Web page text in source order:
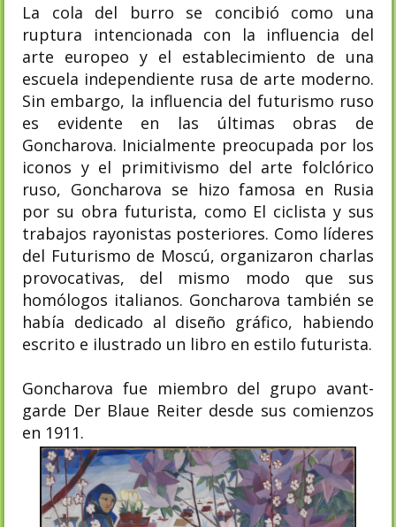
La cola del burro se concibió como una
ruptura intencionada con la influencia del
arte europeo y el establecimiento de una
escuela independiente rusa de arte moderno.
Sin embargo, la influencia del futurismo ruso
es evidente en las últimas obras de
Goncharova. Inicialmente preocupada por los
iconos y el primitivismo del arte folclórico
ruso, Goncharova se hizo famosa en Rusia
por su obra futurista, como El ciclista y sus
trabajos rayonistas posteriores. Como líderes
del Futurismo de Moscú, organizaron charlas
provocativas, del mismo modo que sus
homólogos italianos. Goncharova también se
había dedicado al diseño gráfico, habiendo
escrito e ilustrado un libro en estilo futurista.
Goncharova fue miembro del grupo avant-
garde Der Blaue Reiter desde sus comienzos
en 1911.